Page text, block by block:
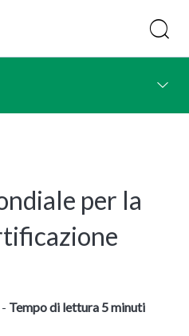
per la
Tempo di lettura 5 minuti